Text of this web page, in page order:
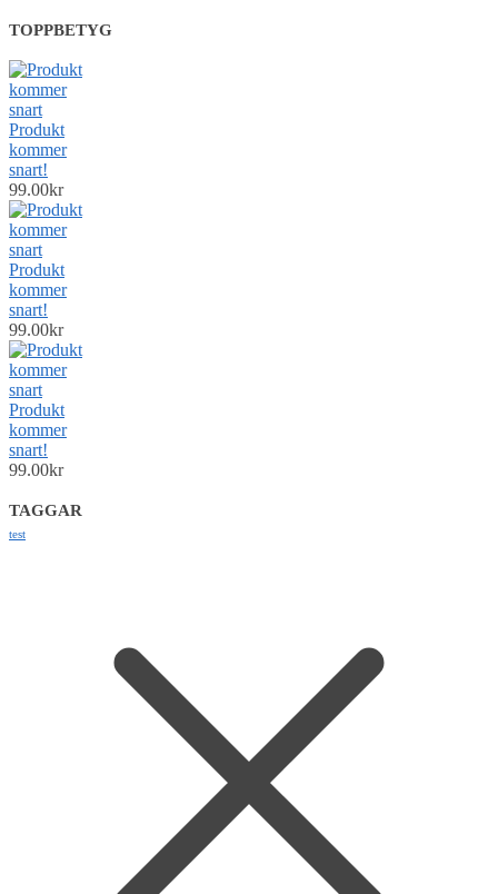
TOPPBETYG
Produkt
kommer
snart!
99.00kr
Produkt
kommer
snart!
99.00kr
Produkt
kommer
snart!
99.00kr
TAGGAR
test